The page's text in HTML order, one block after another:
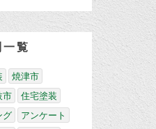
覧
焼津市
市
住宅塗装
グ
アンケート